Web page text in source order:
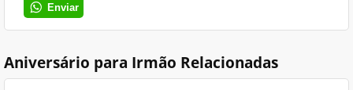
Enviar
Aniversário para Irmão Relacionadas